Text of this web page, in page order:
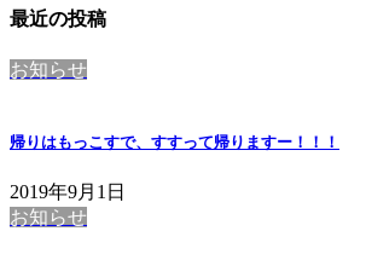
最近の投稿
お知らせ
帰りはもっこすで、すすって帰りますー！！！
2019年9月1日
お知らせ